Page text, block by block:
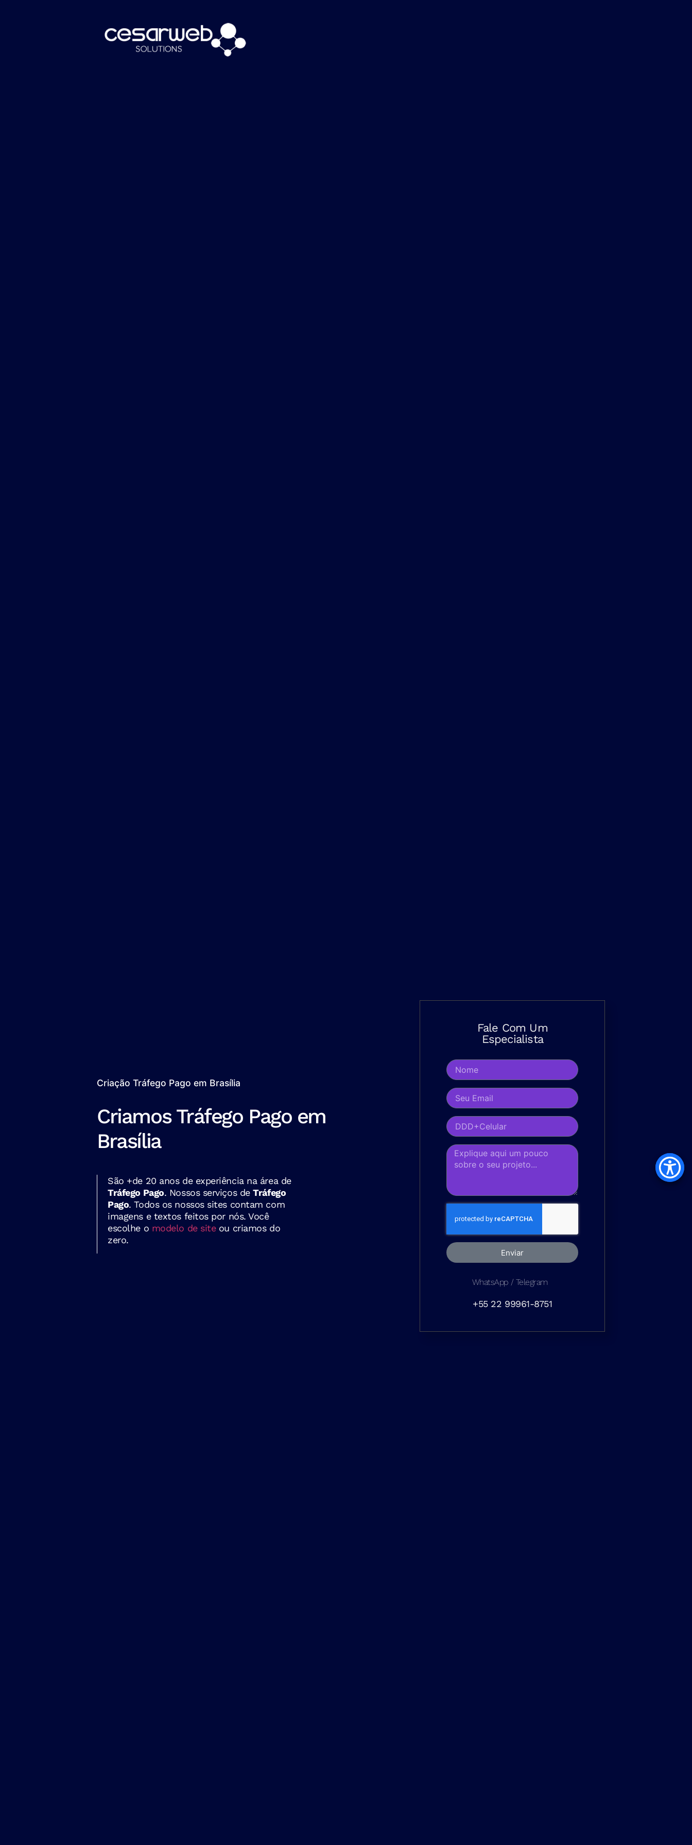
Criação Tráfego Pago em Brasília
Criamos Tráfego Pago em
Brasília
São +de 20 anos de experiência na área de
Tráfego Pago. Nossos serviços deTráfego
Pago. Todos os nossos sites contam com
imagens e textos feitos por nós. Você
escolhe o modelo de siteou criamos do
zero.
Fale Com Um
Especialista
Enviar
WhatsApp / Telegram
+55 22 99961-8751